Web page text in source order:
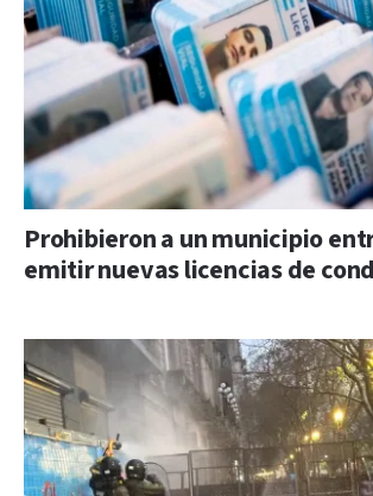
Prohibieron a un municipio
emitir nuevas licencias de